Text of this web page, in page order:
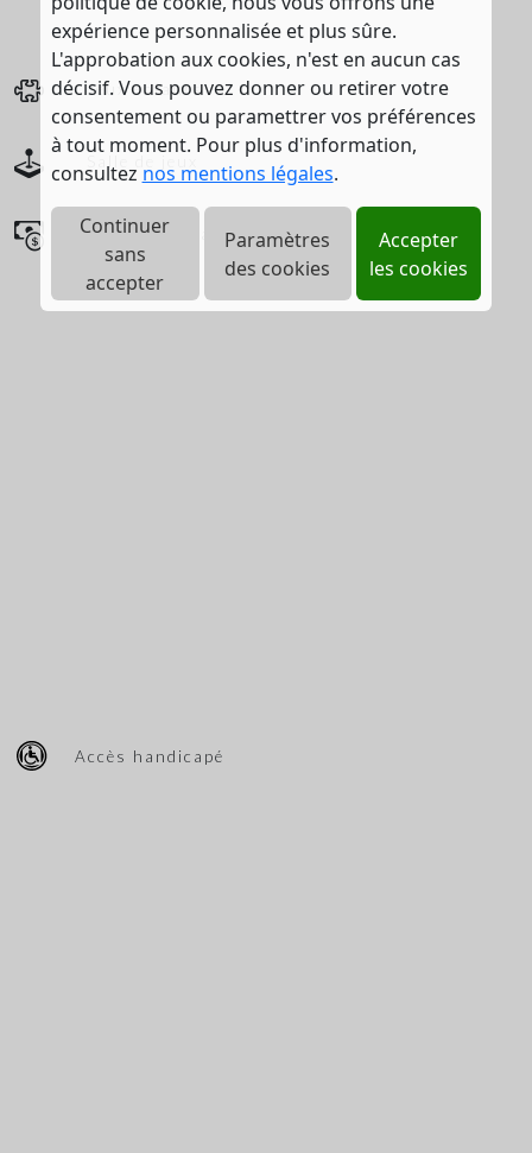
expérience personnalisée et plus sûre.
L'approbation aux cookies, n'est en aucun cas
décisif. Vous pouvez donner ou retirer votre
consentement ou paramettrer vos préférences
à tout moment. Pour plus d'information,
consultez nos mentions légales.
Continuer
sans
accepter
Paramètres
des cookies
Accepter
les cookies
Jeux enfants
Salle de jeux
Chèques vacances acceptés
Accès handicapé